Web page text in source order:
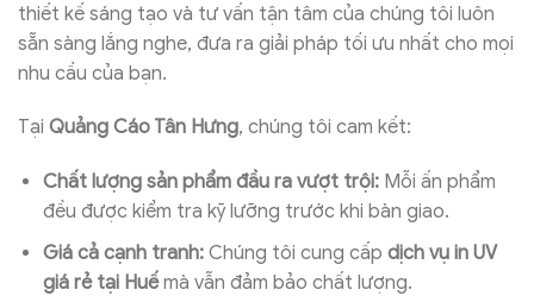
thiết kế sáng tạo và tư vấn tận tâm của chúng tôi luôn
sẵn sàng lắng nghe, đưa ra giải pháp tối ưu nhất cho mọi
nhu cầu của bạn.
Tại Quảng Cáo Tân Hưng, chúng tôi cam kết:
Chất lượng sản phẩm đầu ra vượt trội:Mỗi ấn phẩm
đều được kiểm tra kỹ lưỡng trước khi bàn giao.
Giá cả cạnh tranh:Chúng tôi cung cấp dịch vụ in UV
giá rẻ tại Huếmà vẫn đảm bảo chất lượng.